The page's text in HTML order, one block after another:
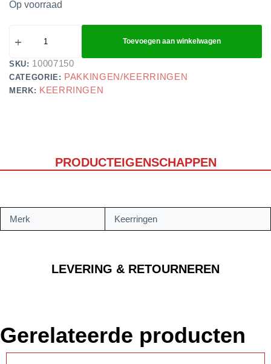
Op voorraad
Toevoegen aan winkelwagen
SKU: 10007150
CATEGORIE: PAKKINGEN/KEERRINGEN
MERK: KEERRINGEN
PRODUCTEIGENSCHAPPEN
LEVERING & RETOURNEREN
Merk Keerringen
Gerelateerde producten